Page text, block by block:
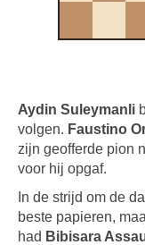
Aydin Suleymanli
volgen. Faustino
zijn geofferde pion
voor hij opgaf.
In de strijd om de
beste papieren,
had Bibisara